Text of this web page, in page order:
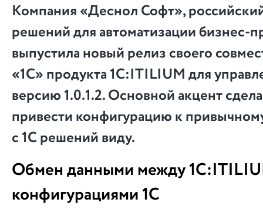
Компания «Деснол Софт»,
решений для автоматизации бизнес-
выпустила новый релиз своего
«1С» продукта1С:ITILIUM для
версию 1.0.1.2. Основной акцент
привести конфигурацию к
с 1С решений виду.
Обмен данными между
конфигурациями 1С